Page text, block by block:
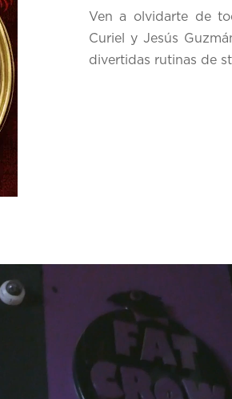
Ven a olvidarte de
Curiel y Jesús
divertidas rutinas de